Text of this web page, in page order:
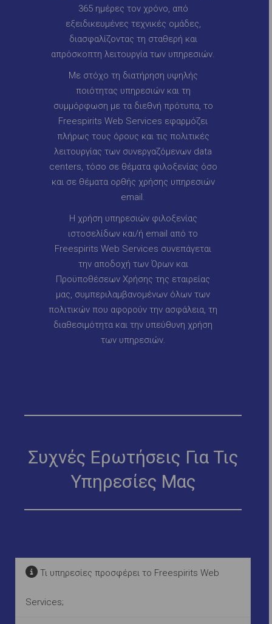
365 ημέρες τον χρόνο, από
εξειδικευμένες τεχνικές ομάδες,
διασφαλίζοντας τη σταθερή και
απρόσκοπτη λειτουργία των υπηρεσιών.
Με στόχο τη διατήρηση υψηλής
ποιότητας υπηρεσιών και τη
συμμόρφωση με τα διεθνή πρότυπα, το
Freespirits Web Services εφαρμόζει
πλήρως τους όρους και τις πολιτικές
λειτουργίας των συνεργαζόμενων data
centers, τόσο σε θέματα φιλοξενίας όσο
και σε θέματα ορθής χρήσης υπηρεσιών
email.
Η χρήση υπηρεσιών φιλοξενίας
ιστοσελίδων και/ή email από το
Freespirits Web Services συνεπάγεται
την αποδοχή των Όρων και
Προϋποθέσεων Χρήσης της εταιρείας
μας, συμπεριλαμβανομένων όλων των
πολιτικών που αφορούν την ασφάλεια, τη
διαθεσιμότητα και την υπεύθυνη χρήση
των υπηρεσιών.
Συχνές Ερωτήσεις Για Τις
Υπηρεσίες Μας
Τι υπηρεσίες προσφέρει το Freespirits Web
Services;